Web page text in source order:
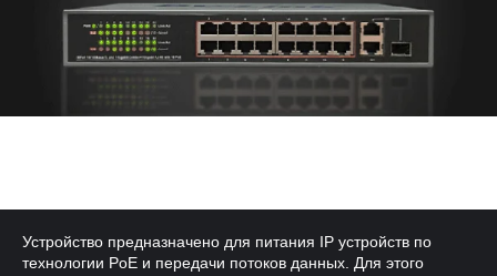
Устройство предназначено для питания IP устройств по
технологии PoE и передачи потоков данных. Для этого